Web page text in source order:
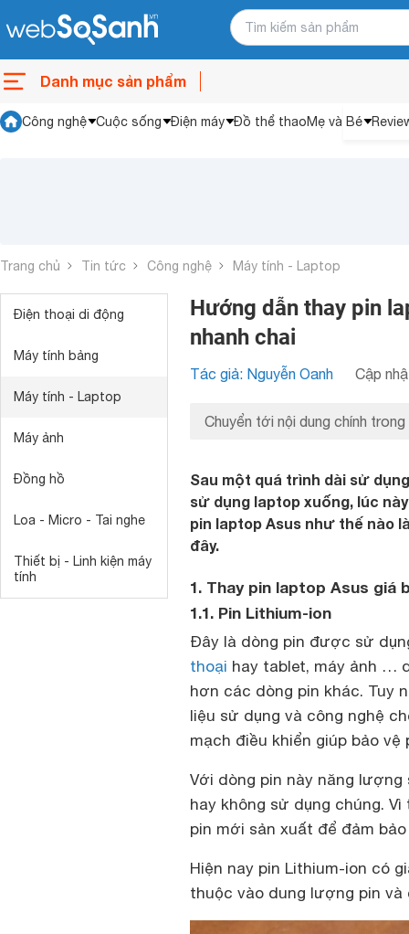
Danh mục sản phẩm
Công nghệ Cuộc sống Điện máy Đồ thể thaoMẹ và Bé
Trang chủ Tin tức Công nghệ Máy tính - Laptop
Điện thoại di động
Máy tính bảng
Máy tính - Laptop
Máy ảnh
Đồng hồ
Loa - Micro - Tai nghe
Thiết bị - Linh kiện máy
tính
Hướng dẫn thay pin
nhanh chai
Tác giả: Nguyễn Oanh Cập
Chuyển tới nội dung chính trong
Sau một quá trình dài sử
sử dụng laptop xuống, lúc
pin laptop Asus như thế nào
đây.
1. Thay pin laptop Asus giá
1.1. Pin Lithium-ion
Đây là dòng pin được sử
thoại hay tablet, máy ảnh …
hơn các dòng pin khác. Tuy
liệu sử dụng và công nghệ
mạch điều khiển giúp bảo
Với dòng pin này năng
hay không sử dụng chúng.
pin mới sản xuất để đảm
Hiện nay pin Lithium-ion có
thuộc vào dung lượng pin và